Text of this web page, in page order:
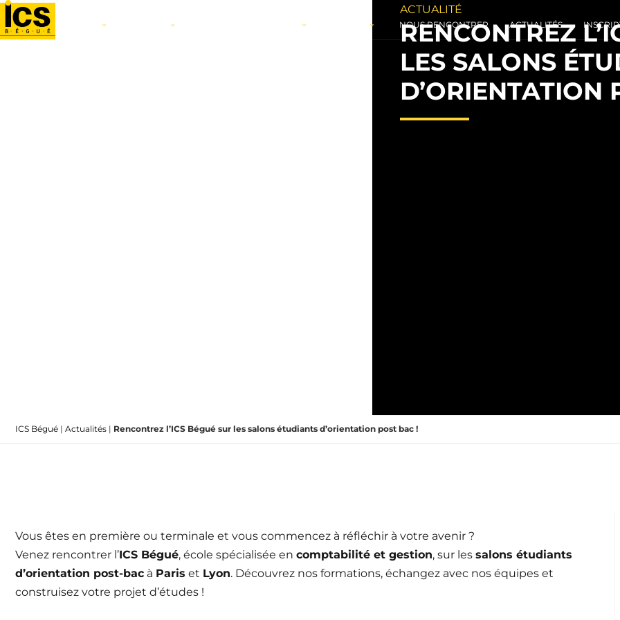
NOUS RENCONTRER ACTUALITÉS
ACTUALITÉ
RENCONTREZ
LES SALONS
D’ORIENTATION
ICS Bégué | Actualités | Rencontrez l’ICS Bégué sur les salons étudiants d’orientation post bac !
Vous êtes en première ou terminale et vous commencez à réfléchir à votre avenir ?
Venez rencontrer l’ICS Bégué, école spécialisée en comptabilité et gestion, sur les salons étudiants
d’orientation post-bac à Paris et Lyon. Découvrez nos formations, échangez avec nos équipes et
construisez votre projet d’études !